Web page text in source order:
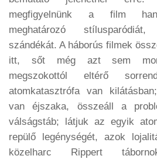
megfigyelnünk a film
meghatározó
szándékát. A háborús filmek
itt, sőt még azt sem
megszokottól eltérő
atomkatasztrófa van
van éjszaka, összeáll a
válságstáb; látjuk az egyik
repülő legénységét, azok
közelharc Rippert